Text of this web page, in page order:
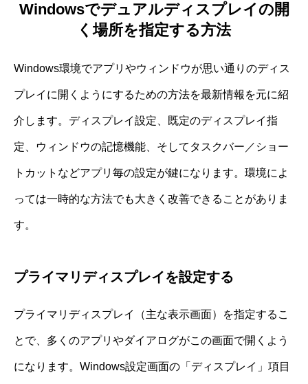
Windowsでデュアルディスプレイの開
く場所を指定する方法
Windows環境でアプリやウィンドウが思い通りのディス
プレイに開くようにするための方法を最新情報を元に紹
介します。ディスプレイ設定、既定のディスプレイ指
定、ウィンドウの記憶機能、そしてタスクバー／ショー
トカットなどアプリ毎の設定が鍵になります。環境によ
っては一時的な方法でも大きく改善できることがありま
す。
プライマリディスプレイを設定する
プライマリディスプレイ（主な表示画面）を指定するこ
とで、多くのアプリやダイアログがこの画面で開くよう
になります。Windows設定画面の「ディスプレイ」項目